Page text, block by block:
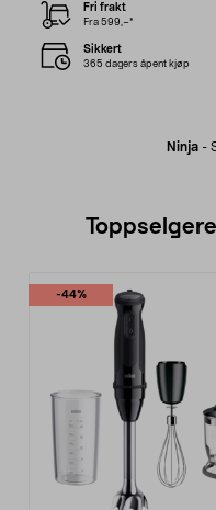
Ninja-
Fri frakt
Fra 599,–*
Sikkert
365 dagers åpent kjøp
-44%